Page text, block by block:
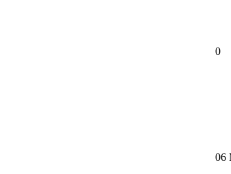
0
06